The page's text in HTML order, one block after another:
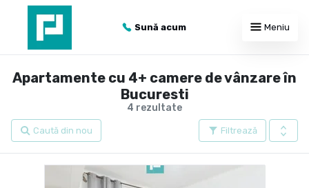
Sună acum Meniu
4 rezultate
Apartamente cu 4+ camere de vânzare în
Bucuresti
Filtrează
Caută din nou